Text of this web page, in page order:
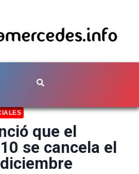
que el
se cancela el